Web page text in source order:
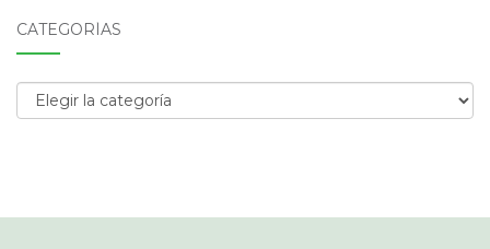
CATEGORÍAS
Categorías